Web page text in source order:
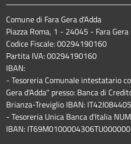
Comune di Fara Gera d'Adda
Piazza Roma, 1 - 24045 - Fara Gera
Codice Fiscale: 00294190160
Partita IVA: 00294190160
IBAN:
- Tesoreria Comunale intestatario
Gera d'Adda" presso: Banca di
Brianza-Treviglio IBAN:
- Tesoreria Unica Banca d'Italia
IBAN: